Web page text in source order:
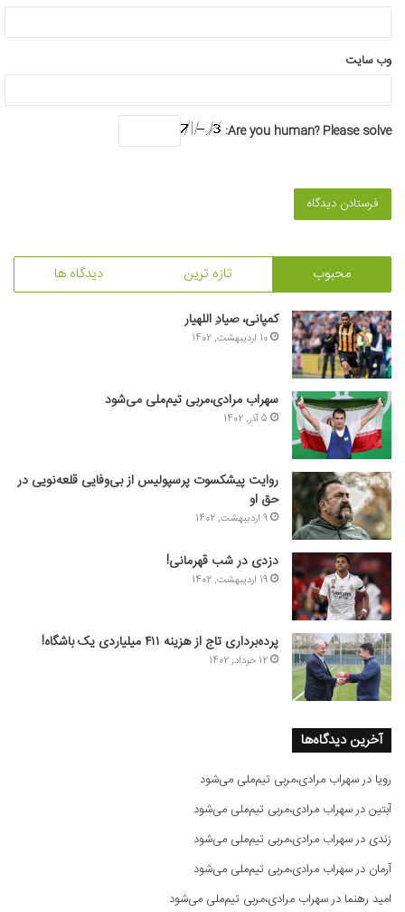
وب‌ سایت
Are you human? Please solve:
محبوب تازه ترین دیدگاه ها
کمپانی، صیادِ اللهیار
10 اردیبهشت, 1402
سهراب مرادی،مربی تیم‌ملی می‌شود
5 آذر, 1402
روایت پیشکسوت پرسپولیس از بی‌وفایی قلعه‌نویی در
حق او
9 اردیبهشت, 1402
دزدی در شب قهرمانی!
19 اردیبهشت, 1402
پرده‌برداری تاج از هزینه ۴۱۱ میلیاردی یک باشگاه!
12 خرداد, 1402
آخرین دیدگاه‌ها
رویا درسهراب مرادی،مربی تیم‌ملی می‌شود
آبتیندرسهراب مرادی،مربی تیم‌ملی می‌شود
زندی درسهراب مرادی،مربی تیم‌ملی می‌شود
آرمان درسهراب مرادی،مربی تیم‌ملی می‌شود
امید رهنما درسهراب مرادی،مربی تیم‌ملی می‌شود